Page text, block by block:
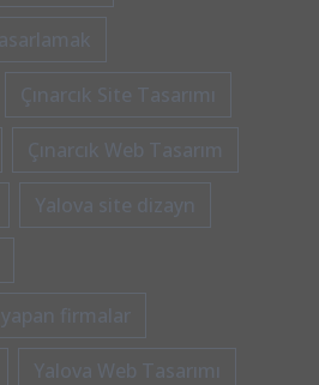
Çınarcık Site Tasarımı
Çınarcık Web Tasarım
Yalova site dizayn
firmalar
Yalova Web Tasarımı